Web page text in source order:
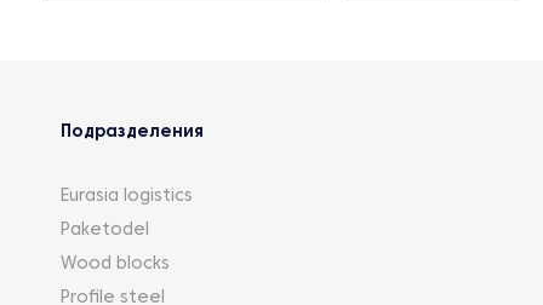
Подразделения
Eurasia logistics
Paketodel
Wood blocks
Profile steel